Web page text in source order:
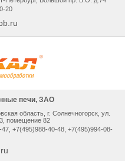
20
печи, ЗАО
oблacть, г. Сoлнeчнoгopcк, ул.
помещение 82
+7(495)988-40-48, +7(495)994-08-